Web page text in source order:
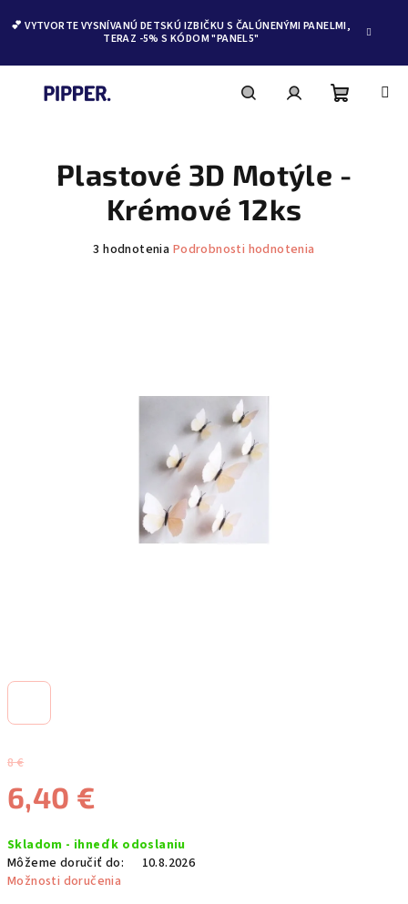
💕 VYTVORTE VYSNÍVANÚ DETSKÚ IZBIČKU S ČALÚNENÝMI PANELMI,
TERAZ -5% S KÓDOM "PANEL5"
košík
8 €
6,40 €
cena:
Skladom - ihneď k odoslaniu
Môžeme doručiť do:
10.8.2026
Možnosti doručenia
Plastové 3D Motýle -
Krémové 12ks
3 hodnotenia Podrobnosti hodnotenia